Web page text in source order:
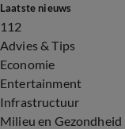
Laatste nieuws
112
Advies & Tips
Economie
Entertainment
Infrastructuur
Milieu en Gezondheid